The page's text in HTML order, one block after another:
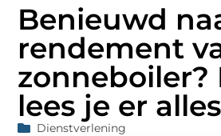
Benieuwd
rendement
zonneboiler?
lees je er
Dienstverlening